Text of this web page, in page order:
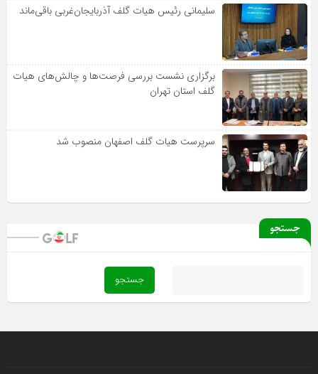
سلیمانی رئیس هیات گلف آذربایجان‌غربی باقی‌ماند
برگزاری نشست بررسی فرصت‌ها و چالش‌های هیات
گلف استان تهران
سرپرست هیات گلف اصفهان منصوب شد
جستجو